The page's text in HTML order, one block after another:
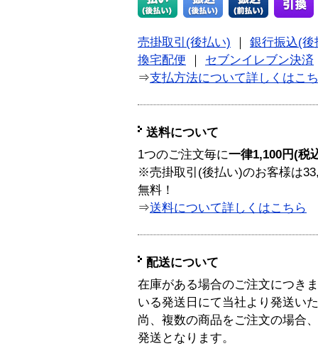
売掛取引(後払い)
銀行振込(後
換宅配便
セブンイレブン決済
⇒支払方法について詳しくはこ
送料について
1つのご注文毎に一律1,100円(税
※売掛取引(後払い)のお客様は
無料！
⇒送料について詳しくはこちら
配送について
在庫がある場合のご注文につき
いる発送日にて当社より発送い
尚、複数の商品をご注文の場合
発送となります。